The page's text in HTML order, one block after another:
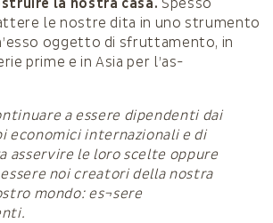
le nostre dita in uno strumento
oggetto di sfrutta­mento, in
prime e in Asia per l’as­
a essere dipendenti dai
economici internazionali e di
asservire le loro scelte oppure
noi creatori della nostra
mondo: es¬sere